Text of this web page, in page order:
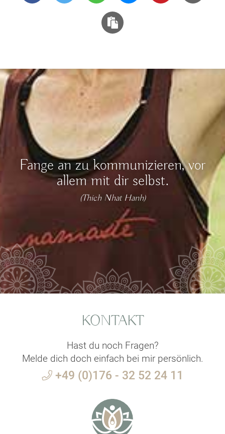
Fange an zu kommunizieren, vor
allem mit dir selbst.
(Thich Nhat Hanh)
KONTAKT
Hast du noch Fragen?
Melde dich doch einfach bei mir persönlich.
+49 (0)176 - 32 52 24 11